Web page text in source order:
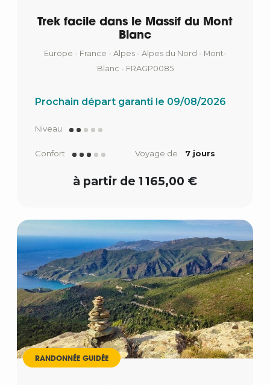
Trek facile dans le Massif du Mont
Blanc
Europe - France - Alpes - Alpes du Nord - Mont-
Blanc - FRAGP0085
Prochain départ garanti le 09/08/2026
Niveau
Confort Voyage de 7 jours
à partir de 1 165,00 €
RANDONNÉE GUIDÉE